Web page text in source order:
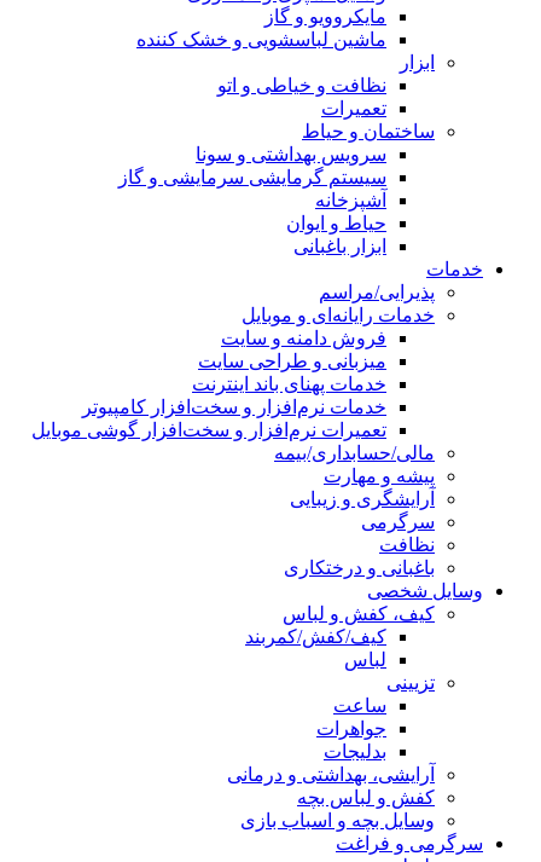
مایکروویو و گاز
ماشین لباسشویی و خشک کننده
ابزار
نظافت و خیاطی و اتو
تعمیرات
ساختمان و حیاط
سرویس بهداشتی و سونا
سیستم گرمایشی سرمایشی و گاز
آشپزخانه
حیاط و ایوان
ابزار باغبانی
خدمات
پذیرایی/مراسم
خدمات رایانه‌ای و موبایل
فروش دامنه و سایت
میزبانی و طراحی سایت
خدمات پهنای باند اینترنت
خدمات نرم‌افزار و سخت‌افزار کامپیوتر
تعمیرات نرم‌افزار و سخت‌افزار گوشی موبایل
مالی/حسابداری/بیمه
پیشه و مهارت
آرایشگری و زیبایی
سرگرمی
نظافت
باغبانی و درختکاری
وسایل شخصی
کیف، کفش و لباس
کیف/کفش/کمربند
لباس
تزیینی
ساعت
جواهرات
بدلیجات
آرایشی، بهداشتی و درمانی
کفش و لباس بچه
وسایل بچه و اسباب بازی
سرگرمی و فراغت